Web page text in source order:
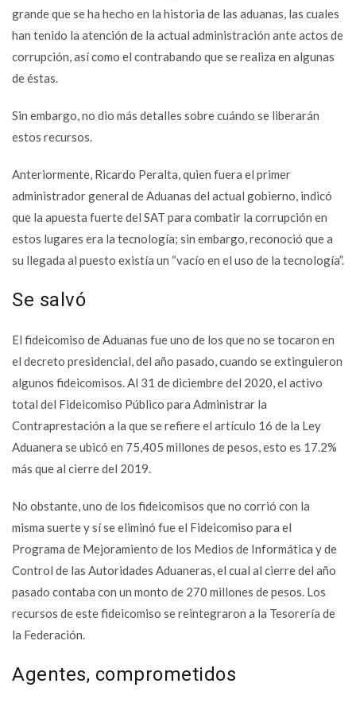
grande que se ha hecho en la historia de las aduanas, las cuales
han tenido la atención de la actual administración ante actos de
corrupción, así como el contrabando que se realiza en algunas
de éstas.
Sin embargo, no dio más detalles sobre cuándo se liberarán
estos recursos.
Anteriormente, Ricardo Peralta, quien fuera el primer
administrador general de Aduanas del actual gobierno, indicó
que la apuesta fuerte del SAT para combatir la corrupción en
estos lugares era la tecnología; sin embargo, reconoció que a
su llegada al puesto existía un “vacío en el uso de la tecnología”.
Se salvó
El fideicomiso de Aduanas fue uno de los que no se tocaron en
el decreto presidencial, del año pasado, cuando se extinguieron
algunos fideicomisos. Al 31 de diciembre del 2020, el activo
total del Fideicomiso Público para Administrar la
Contraprestación a la que se refiere el artículo 16 de la Ley
Aduanera se ubicó en 75,405 millones de pesos, esto es 17.2%
más que al cierre del 2019.
No obstante, uno de los fideicomisos que no corrió con la
misma suerte y sí se eliminó fue el Fideicomiso para el
Programa de Mejoramiento de los Medios de Informática y de
Control de las Autoridades Aduaneras, el cual al cierre del año
pasado contaba con un monto de 270 millones de pesos. Los
recursos de este fideicomiso se reintegraron a la Tesorería de
la Federación.
Agentes, comprometidos